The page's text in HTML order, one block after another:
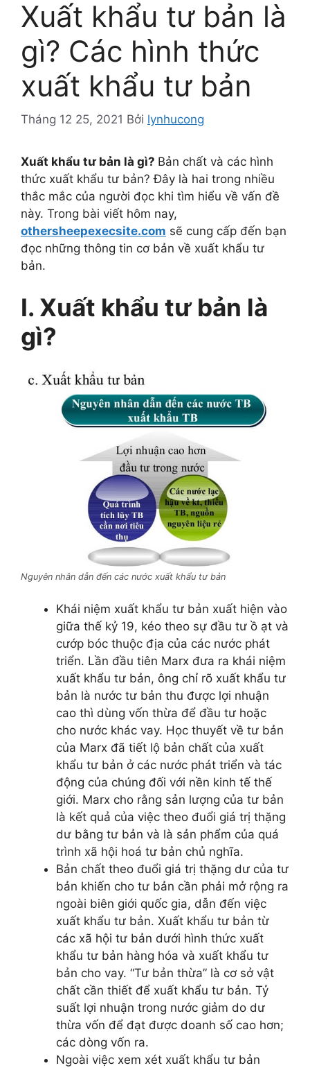
Xuất khẩu tư bản là
gì? Các hình thức
xuất khẩu tư bản
Tháng 12 25, 2021 Bởi lynhucong
Xuất khẩu tư bản là gì? Bản chất và các hình
thức xuất khẩu tư bản? Đây là hai trong nhiều
thắc mắc của người đọc khi tìm hiểu về vấn đề
này. Trong bài viết hôm nay,
othersheepexecsite.com sẽ cung cấp đến bạn
đọc những thông tin cơ bản về xuất khẩu tư
bản.
I. Xuất khẩu tư bản là
gì?
Nguyên nhân dẫn đến các nước xuất khẩu tư bản
Khái niệm xuất khẩu tư bản xuất hiện vào
giữa thế kỷ 19, kéo theo sự đầu tư ồ ạt và
cướp bóc thuộc địa của các nước phát
triển. Lần đầu tiên Marx đưa ra khái niệm
xuất khẩu tư bản, ông chỉ rõ xuất khẩu tư
bản là nước tư bản thu được lợi nhuận
cao thì dùng vốn thừa để đầu tư hoặc
cho nước khác vay. Học thuyết về tư bản
của Marx đã tiết lộ bản chất của xuất
khẩu tư bản ở các nước phát triển và tác
động của chúng đối với nền kinh tế thế
giới. Marx cho rằng sản lượng của tư bản
là kết quả của việc theo đuổi giá trị thặng
dư bằng tư bản và là sản phẩm của quá
trình xã hội hoá tư bản chủ nghĩa.
Bản chất theo đuổi giá trị thặng dư của tư
bản khiến cho tư bản cần phải mở rộng ra
ngoài biên giới quốc gia, dẫn đến việc
xuất khẩu tư bản. Xuất khẩu tư bản từ
các xã hội tư bản dưới hình thức xuất
khẩu tư bản hàng hóa và xuất khẩu tư
bản cho vay. “Tư bản thừa” là cơ sở vật
chất cần thiết để xuất khẩu tư bản. Tỷ
suất lợi nhuận trong nước giảm do dư
thừa vốn để đạt được doanh số cao hơn;
các dòng vốn ra.
Ngoài việc xem xét xuất khẩu tư bản